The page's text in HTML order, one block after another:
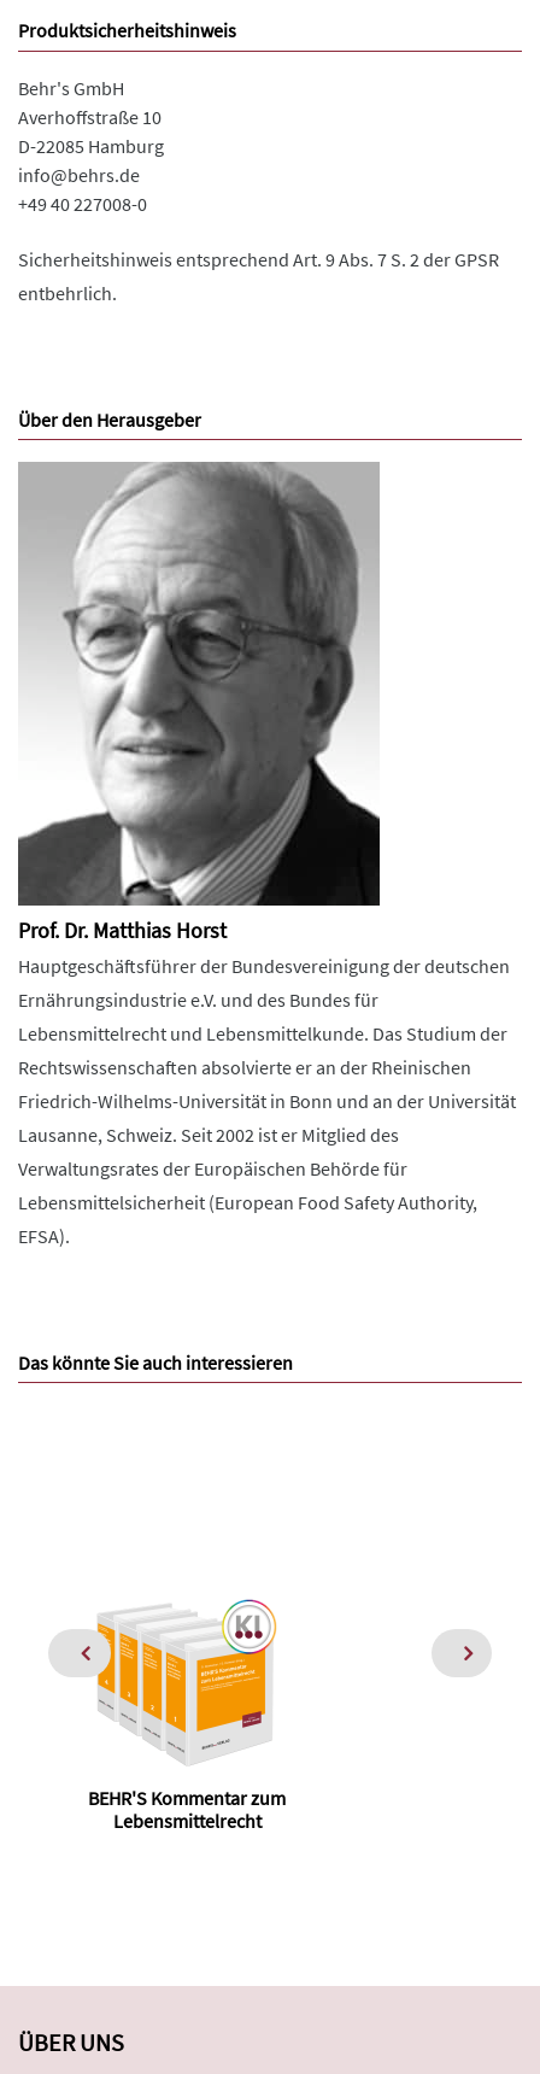
Produktsicherheitshinweis
Behr's GmbH
Averhoffstraße 10
D-22085 Hamburg
info@behrs.de
+49 40 227008-0
Sicherheitshinweis entsprechend Art. 9 Abs. 7 S. 2 der GPSR
entbehrlich.
Über den Herausgeber
Prof. Dr. Matthias Horst
Hauptgeschäftsführer der Bundesvereinigung der deutschen
Ernährungsindustrie e.V. und des Bundes für
Lebensmittelrecht und Lebensmittelkunde. Das Studium der
Rechtswissenschaften absolvierte er an der Rheinischen
Friedrich-Wilhelms-Universität in Bonn und an der Universität
Lausanne, Schweiz. Seit 2002 ist er Mitglied des
Verwaltungsrates der Europäischen Behörde für
Lebensmittelsicherheit (European Food Safety Authority,
EFSA).
Das könnte Sie auch interessieren
BEHR'S Kommentar zum
Lebensmittelrecht
ÜBER UNS